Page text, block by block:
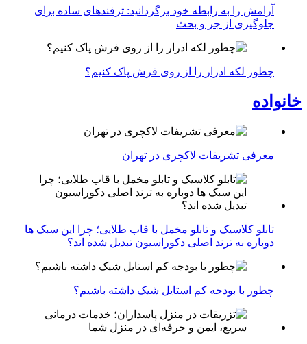
آرامش را به رابطه خود برگردانید: ترفندهای ساده برای
جلوگیری از جر و بحث
چطور لکه ادرار را از روی فرش پاک کنیم؟
خانواده
معرفی تشریفات لاکچری در تهران
تابلو کلاسیک و تابلو مخمل با قاب طلایی؛ چرا این سبک ها
دوباره به ترند اصلی دکوراسیون تبدیل شده اند؟
چطور با بودجه کم استایل شیک داشته باشیم؟